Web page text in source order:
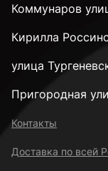
Коммунаров
Кирилла
улица
Пригородная
Контакты
Доставка по всей